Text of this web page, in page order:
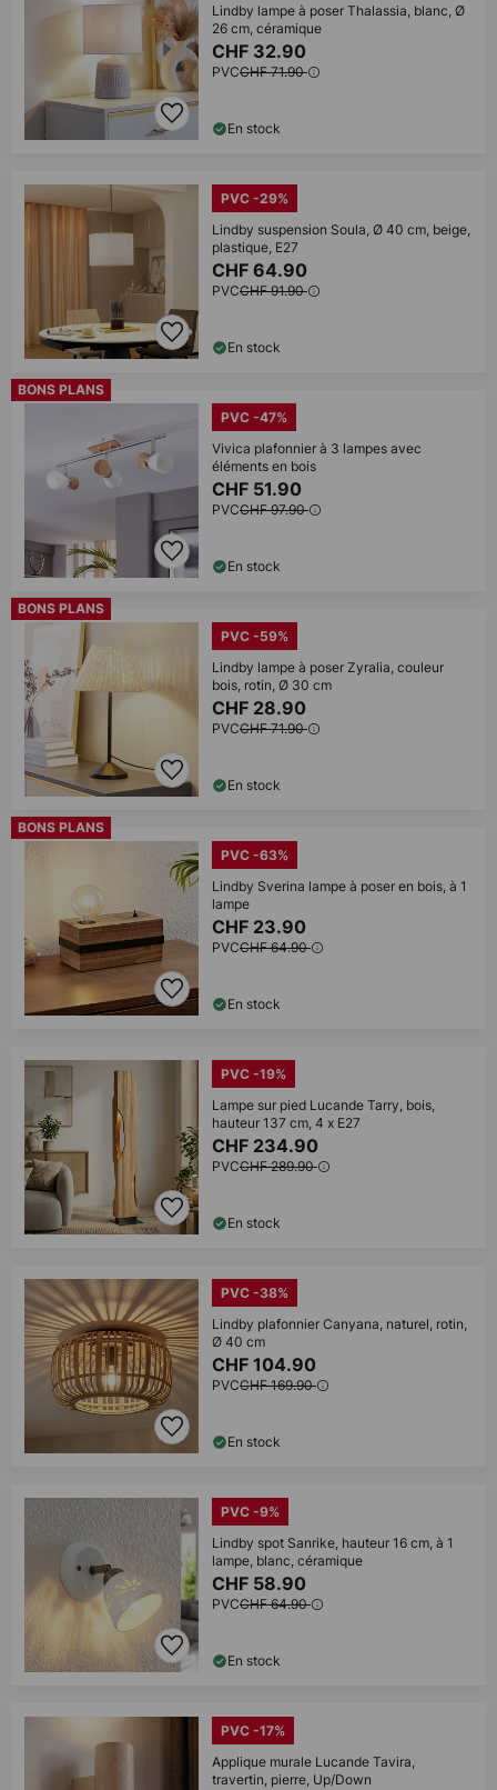
Lindby lampe à poser Thalassia, blanc, Ø
26 cm, céramique
CHF 32.90
PVCCHF 71.90
En stock
PVC -29%
Lindby suspension Soula, Ø 40 cm, beige,
plastique, E27
CHF 64.90
PVCCHF 91.90
En stock
BONS PLANS
PVC -47%
Vivica plafonnier à 3 lampes avec
éléments en bois
CHF 51.90
PVCCHF 97.90
En stock
BONS PLANS
PVC -59%
Lindby lampe à poser Zyralia, couleur
bois, rotin, Ø 30 cm
CHF 28.90
PVCCHF 71.90
En stock
BONS PLANS
PVC -63%
Lindby Sverina lampe à poser en bois, à 1
lampe
CHF 23.90
PVCCHF 64.90
En stock
PVC -19%
Lampe sur pied Lucande Tarry, bois,
hauteur 137 cm, 4 x E27
CHF 234.90
PVCCHF 289.90
En stock
PVC -38%
Lindby plafonnier Canyana, naturel, rotin,
Ø 40 cm
CHF 104.90
PVCCHF 169.90
En stock
PVC -9%
Lindby spot Sanrike, hauteur 16 cm, à 1
lampe, blanc, céramique
CHF 58.90
PVCCHF 64.90
En stock
PVC -17%
Applique murale Lucande Tavira,
travertin, pierre, Up/Down